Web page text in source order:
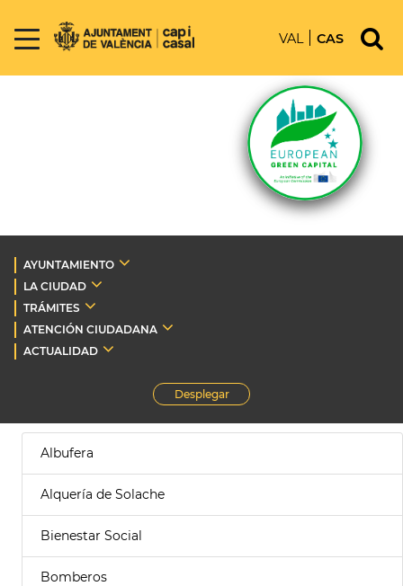
VAL CAS
AYUNTAMIENTO
LA CIUDAD
TRÁMITES
ATENCIÓN CIUDADANA
ACTUALIDAD
Desplegar
Albufera
Alquería de Solache
Bienestar Social
Bomberos